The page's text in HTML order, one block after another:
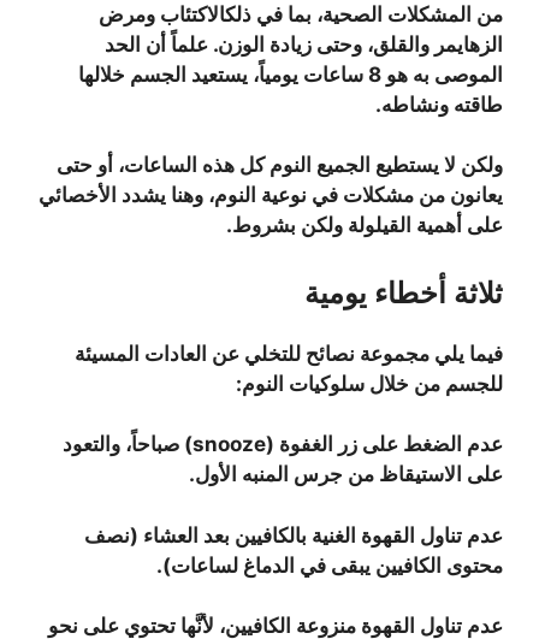
من المشكلات الصحية، بما في ذلكالاكتئاب ومرض
الزهايمر والقلق، وحتى زيادة الوزن. علماً أن الحد
الموصى به هو 8 ساعات يومياً، يستعيد الجسم خلالها
طاقته ونشاطه.
ولكن لا يستطيع الجميع النوم كل هذه الساعات، أو حتى
يعانون من مشكلات في نوعية النوم، وهنا يشدد الأخصائي
على أهمية القيلولة ولكن بشروط.
ثلاثة أخطاء يومية
فيما يلي مجموعة نصائح للتخلي عن العادات المسيئة
للجسم من خلال سلوكيات النوم:
عدم الضغط على زر الغفوة (snooze) صباحاً، والتعود
على الاستيقاظ من جرس المنبه الأول.
عدم تناول القهوة الغنية بالكافيين بعد العشاء (نصف
محتوى الكافيين يبقى في الدماغ لساعات).
عدم تناول القهوة منزوعة الكافيين، لأنَّها تحتوي على نحو